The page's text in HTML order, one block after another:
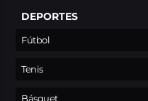
DEPORTES
Fútbol
Tenis
Básquet